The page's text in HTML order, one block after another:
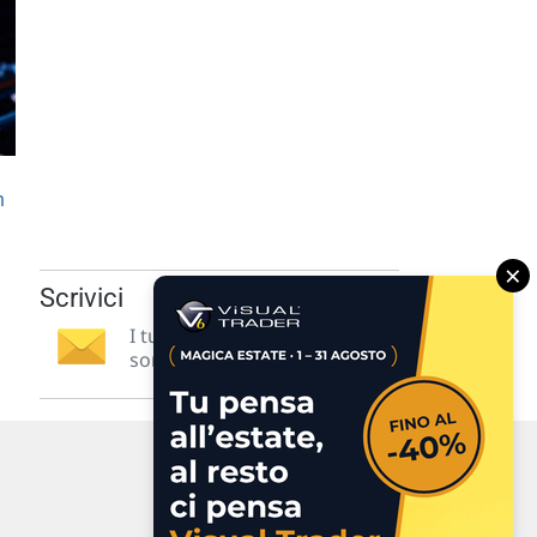
Scrivici
I tuoi suggerimenti per noi
sono preziosi e molto utili! »
×